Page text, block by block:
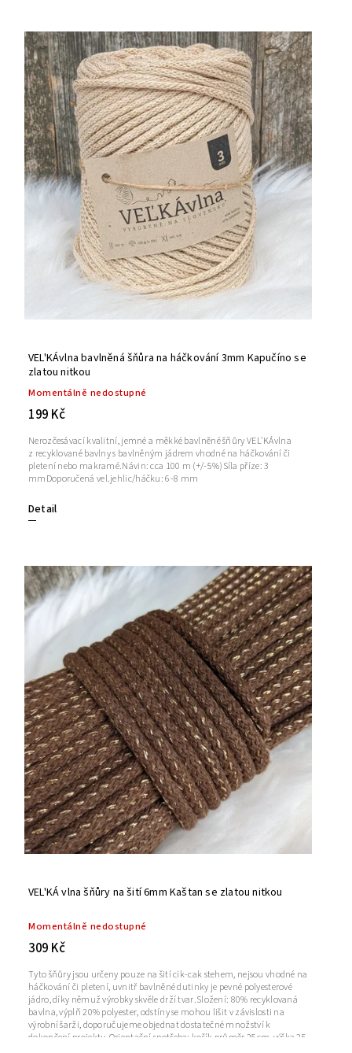
VEL'KÁvlna bavlněná šňůra na háčkování 3mm Kapučíno se
zlatou nitkou
Momentálně nedostupné
199 Kč
Detail
Nerozčesávací kvalitní, jemné a měkké bavlněné šňůry VEL'KÁvlna
z recyklované bavlny s bavlněným jádrem vhodné na háčkování či
pletení nebo makramé.Návin: cca 100 m (+/-5%)Síla příze: 3
mmDoporučená vel.jehlic/háčku: 6-8 mm
VEL'KÁ vlna šňůry na šití 6mm Kaštan se zlatou nitkou
Momentálně nedostupné
309 Kč
Tyto šňůry jsou určeny pouze na šití cik-cak stehem, nejsou vhodné na
háčkování či pletení, uvnitř bavlněné dutinky je pevné polyesterové
jádro, díky němuž výrobky skvěle drží tvar.Složení: 80% recyklovaná
bavlna, výplň 20% polyester, odstíny se mohou lišit v závislosti na
výrobní šarži, doporučujeme objednat dostatečné množství k
dokončení projektu.Orientační spotřeba: košík průměr 25cm, výška 25